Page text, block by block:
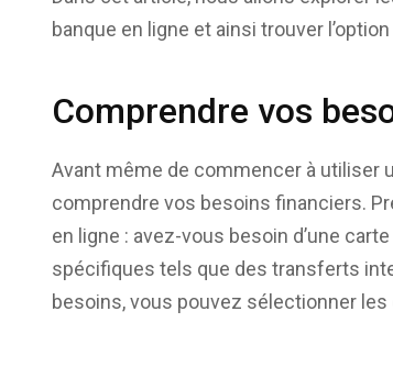
banque en ligne et ainsi trouver
Comprendre vos
Avant même de commencer à utiliser
comprendre vos besoins financiers.
en ligne : avez-vous besoin d’une
spécifiques tels que des transferts
besoins, vous pouvez sélectionner